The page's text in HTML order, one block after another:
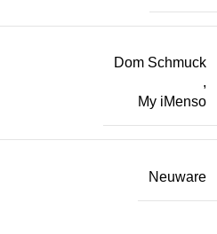
Dom Schmuck
,
My iMenso
Neuware